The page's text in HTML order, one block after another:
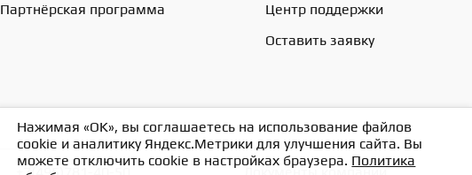
Партнёрская программа
Центр поддержки
Оставить заявку
+7(495)781-40-50 Документы компании
Нажимая «OK», вы соглашаетесь на использование файлов
cookie и аналитику Яндекс.Метрики для улучшения сайта. Вы
можете отключить cookie в настройках браузера. Политика